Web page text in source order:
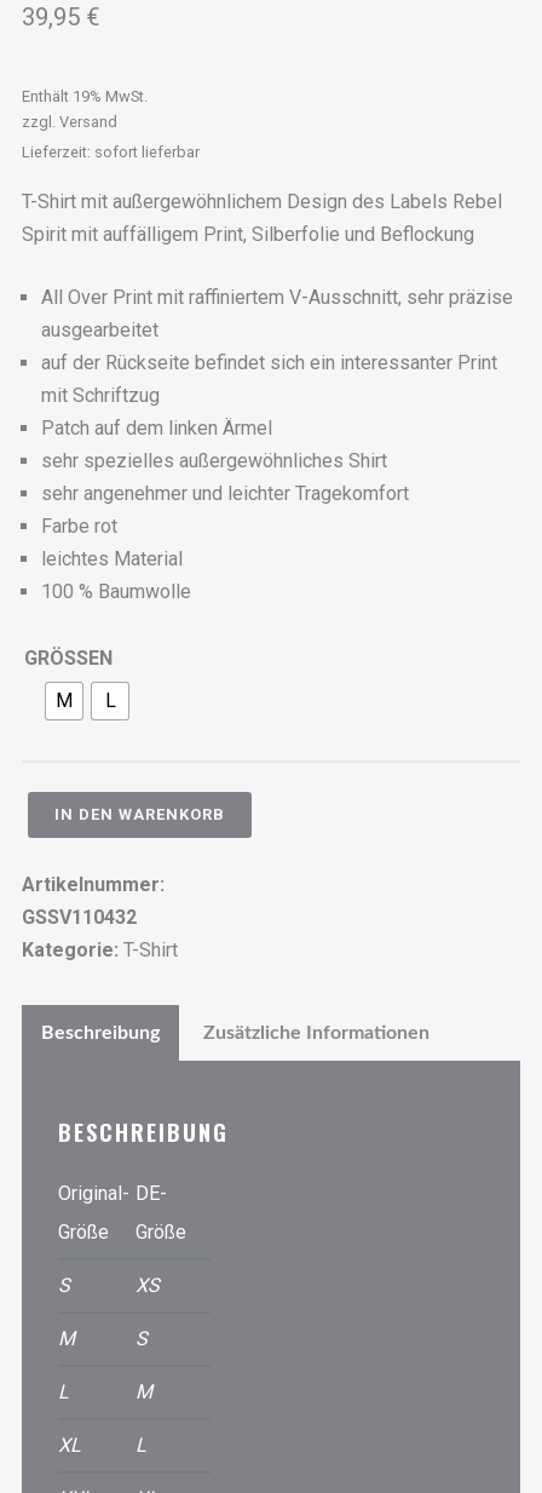
39,95 €
Enthält 19% MwSt.
zzgl. Versand
Lieferzeit: sofort lieferbar
T-Shirt mit außergewöhnlichem Design des Labels Rebel
Spirit mit auffälligem Print, Silberfolie und Beflockung
All Over Print mit raffiniertem V-Ausschnitt, sehr präzise
ausgearbeitet
auf der Rückseite befindet sich ein interessanter Print
mit Schriftzug
Patch auf dem linken Ärmel
sehr spezielles außergewöhnliches Shirt
sehr angenehmer und leichter Tragekomfort
Farbe rot
leichtes Material
100 % Baumwolle
GRÖSSEN
M
L
IN DEN WARENKORB
Artikelnummer:
GSSV110432
Kategorie: T-Shirt
Beschreibung Zusätzliche Informationen
BESCHREIBUNG
Original-
Größe
DE-
Größe
S XS
M S
L M
XL L